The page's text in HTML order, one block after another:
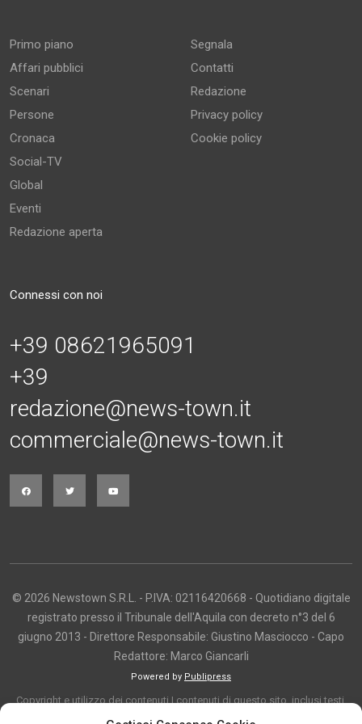
Primo piano
Affari pubblici
Scenari
Persone
Cronaca
Social-TV
Global
Eventi
Redazione aperta
Segnala
Contatti
Redazione
Privacy policy
Cookie policy
Connessi con noi
+39 08621965091
+39
redazione@news-town.it
commerciale@news-town.it
© 2026 Newstown S.R.L. - P.IVA: 02116420668 - Quotidiano digitale
registrato presso il Tribunale dell'Aquila con decreto n°3 del 6
giugno 2013 - Direttore Responsabile: Giustino Masciocco - Capo
Redattore: Marco Giancarli
Powered by Publipress
Copyright e utilizzo dei contenuti I contenuti di questo sito, inclusi testi,
articoli, immagini, fotografie, video e grafica, sono protetti da copyright e